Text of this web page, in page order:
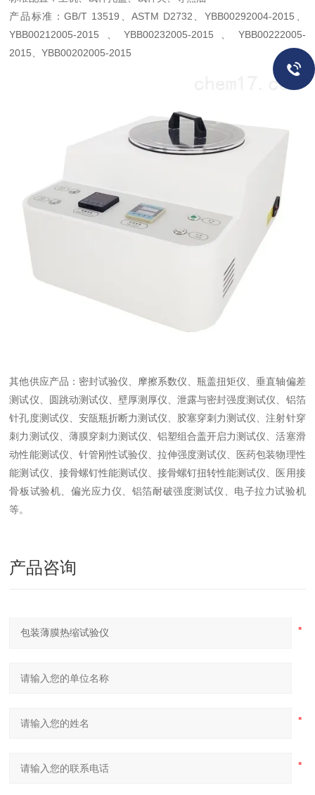
产品标准：GB/T 13519、ASTM D2732、YBB00292004-2015、
YBB00212005-2015、YBB00232005-2015、YBB00222005-
2015、YBB00202005-2015
其他供应产品：密封试验仪、摩擦系数仪、瓶盖扭矩仪、垂直轴偏差
测试仪、圆跳动测试仪、壁厚测厚仪、泄露与密封强度测试仪、铝箔
针孔度测试仪、安瓿瓶折断力测试仪、胶塞穿刺力测试仪、注射针穿
刺力测试仪、薄膜穿刺力测试仪、铝塑组合盖开启力测试仪、活塞滑
动性能测试仪、针管刚性试验仪、拉伸强度测试仪、医药包装物理性
能测试仪、接骨螺钉性能测试仪、接骨螺钉扭转性能测试仪、医用接
骨板试验机、偏光应力仪、铝箔耐破强度测试仪、电子拉力试验机
等。
产品咨询